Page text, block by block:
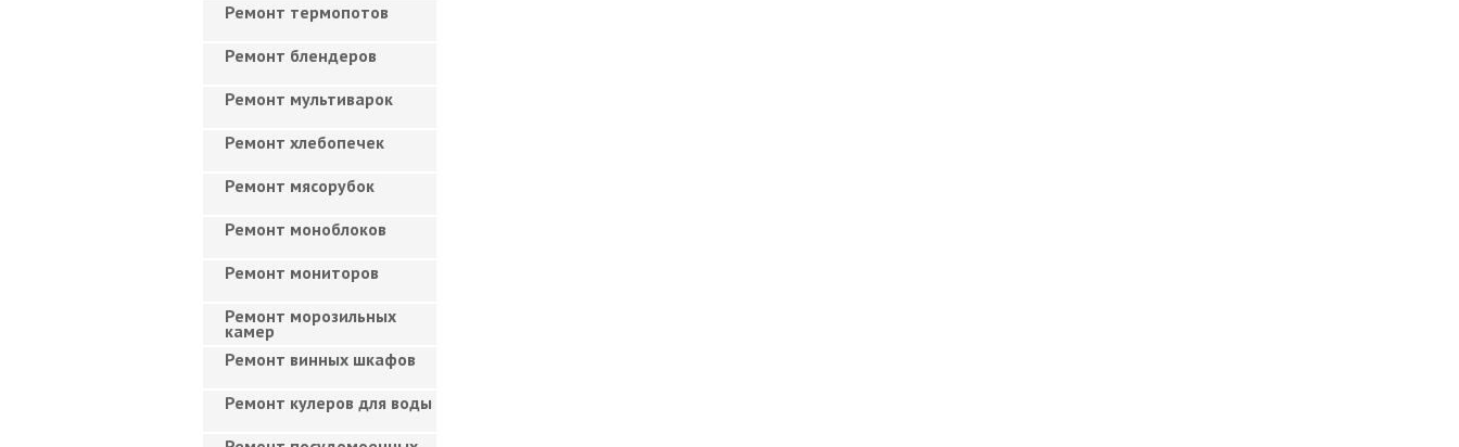
Ремонт термопотов
Ремонт блендеров
Ремонт мультиварок
Ремонт хлебопечек
Ремонт мясорубок
Ремонт моноблоков
Ремонт мониторов
Ремонт морозильных
камер
Ремонт винных шкафов
Ремонт кулеров для воды